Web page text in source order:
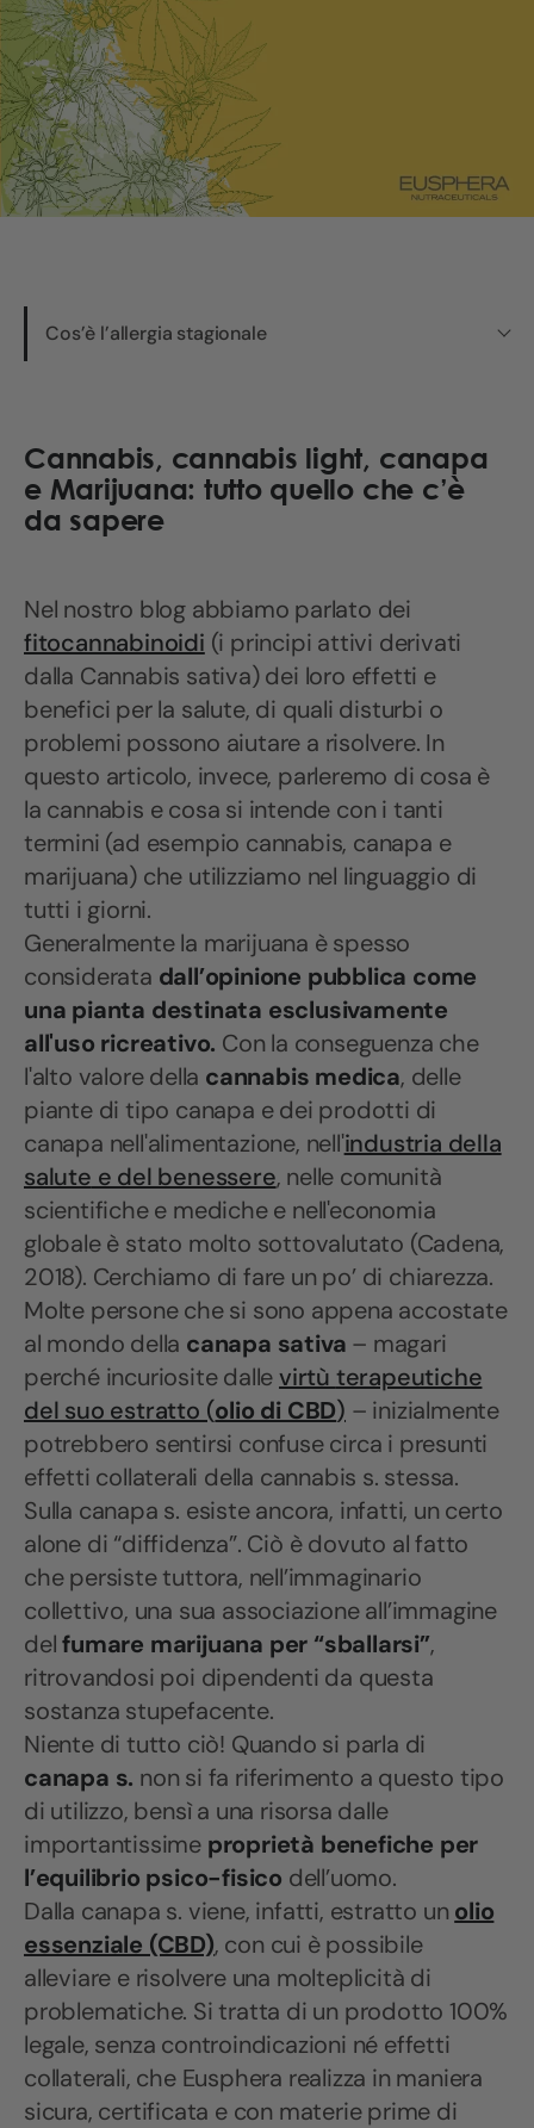
Cos’è l’allergia stagionale
Cannabis, cannabis light, canapa
e Marijuana: tutto quello che c’è
da sapere
Nel nostro blog abbiamo parlato dei
fitocannabinoidi (i principi attivi derivati
dalla Cannabis sativa) dei loro effetti e
benefici per la salute, di quali disturbi o
problemi possono aiutare a risolvere. In
questo articolo, invece, parleremo di cosa è
la cannabis e cosa si intende con i tanti
termini (ad esempio cannabis, canapa e
marijuana) che utilizziamo nel linguaggio di
tutti i giorni.
Generalmente la marijuana è spesso
considerata dall’opinione pubblica come
una pianta destinata esclusivamente
all'uso ricreativo. Con la conseguenza che
l'alto valore della cannabis medica, delle
piante di tipo canapa e dei prodotti di
canapa nell'alimentazione, nell'industria della
salute e del benessere, nelle comunità
scientifiche e mediche e nell'economia
globale è stato molto sottovalutato (Cadena,
2018). Cerchiamo di fare un po’ di chiarezza.
Molte persone che si sono appena accostate
al mondo della canapa sativa – magari
perché incuriosite dallevirtù terapeutiche
del suo estratto (olio di CBD) – inizialmente
potrebbero sentirsi confuse circa i presunti
effetti collaterali della cannabis s. stessa.
Sulla canapa s. esiste ancora, infatti, un certo
alone di “diffidenza”. Ciò è dovuto al fatto
che persiste tuttora, nell’immaginario
collettivo, una sua associazione all’immagine
delfumare marijuana per “sballarsi”,
ritrovandosi poi dipendenti da questa
sostanza stupefacente.
Niente di tutto ciò! Quando si parla di
canapa s. non si fa riferimento a questo tipo
di utilizzo, bensì a una risorsa dalle
importantissime proprietà benefiche per
l’equilibrio psico-fisico dell’uomo.
Dalla canapa s. viene, infatti, estratto un olio
essenziale (CBD), con cui è possibile
alleviare e risolvere una molteplicità di
problematiche. Si tratta di un prodotto 100%
legale, senza controindicazioni né effetti
collaterali, che Eusphera realizza in maniera
sicura, certificata e con materie prime di